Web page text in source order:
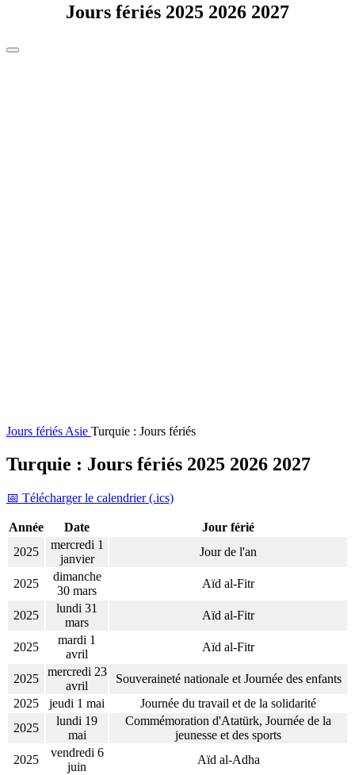
Jours fériés 2025 2026 2027
Jours fériés Asie Turquie : Jours fériés
Turquie : Jours fériés 2025 2026 2027
📅 Télécharger le calendrier (.ics)
Année Date
Jour férié
2025
mercredi 1
janvier
Jour de l'an
2025
dimanche
30 mars
Aïd al-Fitr
2025
lundi 31
mars
Aïd al-Fitr
2025
mardi 1
avril
Aïd al-Fitr
2025
mercredi 23
avril
Souveraineté nationale et Journée des enfants
2025
jeudi 1 mai
Journée du travail et de la solidarité
2025
lundi 19
mai
Commémoration d'Atatürk, Journée de la
jeunesse et des sports
2025
vendredi 6
juin
Aïd al-Adha